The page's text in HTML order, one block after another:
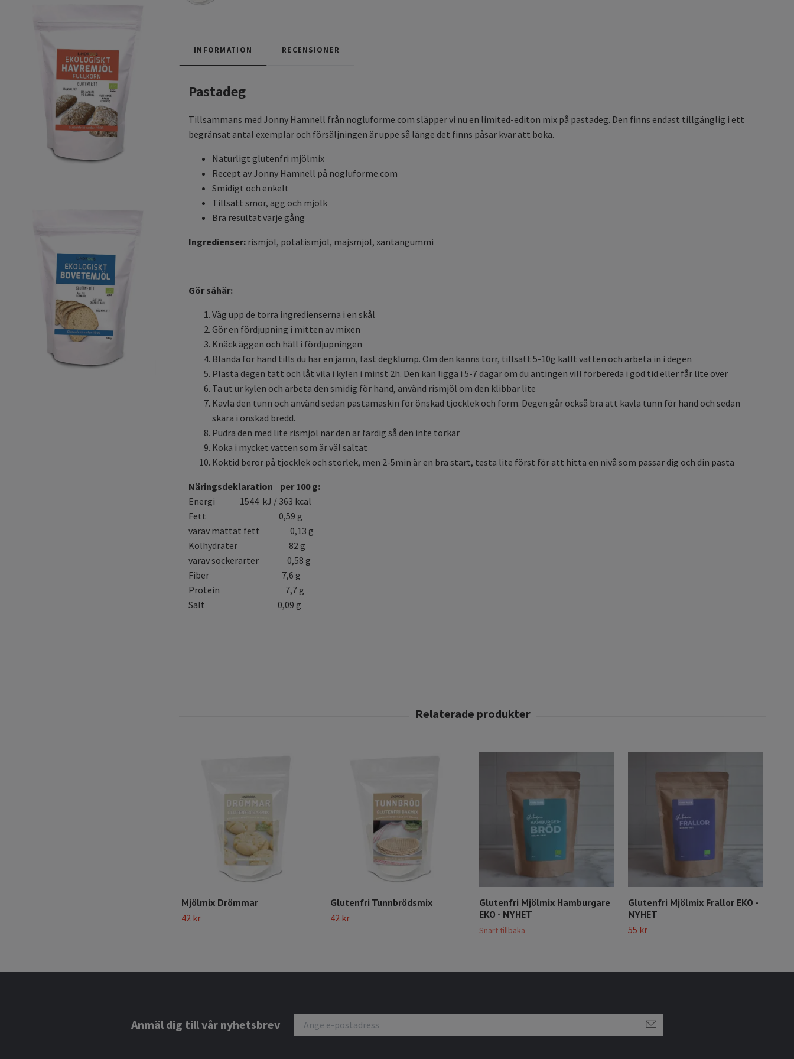
INFORMATION RECENSIONER
Pastadeg
Tillsammans med Jonny Hamnell från nogluforme.com släpper vi nu en limited-editon mix på pastadeg. Den finns endast tillgänglig i ett
begränsat antal exemplar och försäljningen är uppe så länge det finns påsar kvar att boka.
Naturligt glutenfri mjölmix
Recept av Jonny Hamnell på nogluforme.com
Smidigt och enkelt
Tillsätt smör, ägg och mjölk
Bra resultat varje gång
Ingredienser: rismjöl, potatismjöl, majsmjöl, xantangummi
Gör såhär:
Väg upp de torra ingredienserna i en skål
Gör en fördjupning i mitten av mixen
Knäck äggen och häll i fördjupningen
Blanda för hand tills du har en jämn, fast degklump. Om den känns torr, tillsätt 5-10g kallt vatten och arbeta in i degen
Plasta degen tätt och låt vila i kylen i minst 2h. Den kan ligga i 5-7 dagar om du antingen vill förbereda i god tid eller får lite över
Ta ut ur kylen och arbeta den smidig för hand, använd rismjöl om den klibbar lite
Kavla den tunn och använd sedan pastamaskin för önskad tjocklek och form. Degen går också bra att kavla tunn för hand och sedan
skära i önskad bredd.
Pudra den med lite rismjöl när den är färdig så den inte torkar
Koka i mycket vatten som är väl saltat
Koktid beror på tjocklek och storlek, men 2-5min är en bra start, testa lite först för att hitta en nivå som passar dig och din pasta
Näringsdeklaration per 100 g:
Energi 1544 kJ / 363 kcal
Fett 0,59 g
varav mättat fett 0,13 g
Kolhydrater 82 g
varav sockerarter 0,58 g
Fiber 7,6 g
Protein 7,7 g
Salt 0,09 g
Mjölmix Drömmar
42 kr
Glutenfri Tunnbrödsmix
42 kr
Glutenfri Mjölmix Hamburgare
EKO - NYHET
Snart tillbaka
Glutenfri Mjölmix Frallor EKO -
NYHET
55 kr
Anmäl dig till vår nyhetsbrev